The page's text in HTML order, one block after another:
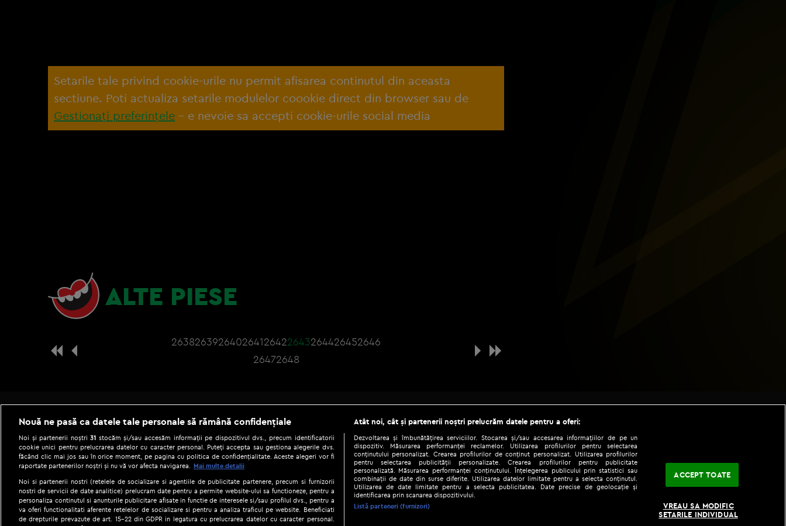
Setarile tale privind cookie-urile nu permit afisarea continutul din aceasta
sectiune. Poti actualiza setarile modulelor coookie direct din browser sau de
Gestionați preferințele – e nevoie sa accepti cookie-urile social media
ALTE PIESE
263826392640264126422643264426452646
26472648
Be social
Copyright © 2026 / DIGI ROMANIA S.A.
Gestionați preferințele|Termeni și condiții|Politica de confidențialitate|
Nouă ne pasă ca datele tale personale să rămână confidențiale
Noi și partenerii noștri31 stocăm și/sau accesăm informații pe dispozitivul dvs., precum identificatorii
cookie unici pentru prelucrarea datelor cu caracter personal. Puteți accepta sau gestiona alegerile dvs.
făcând clic mai jos sau în orice moment, pe pagina cu politica de confidențialitate. Aceste alegeri vor fi
raportate partenerilor noștri și nu vă vor afecta navigarea.
Mai multe detalii
Noi si partenerii nostri (retelele de socializare si agentiile de publicitate partenere, precum si furnizorii
nostri de servicii de date analitice) prelucram date pentru a permite website-ului sa functioneze, pentru a
personaliza continutul si anunturile publicitare afisate in functie de interesele si/sau profilul dvs., pentru a
va oferi functionalitati aferente retelelor de socializare si pentru a analiza traficul pe website. Beneficiati
de drepturile prevazute de art. 15-22 din GDPR in legatura cu prelucrarea datelor cu caracter personal.
Atât noi, cât și partenerii noștri prelucrăm datele pentru a oferi:
Dezvoltarea și îmbunătățirea serviciilor. Stocarea și/sau accesarea informațiilor de pe un
dispozitiv. Măsurarea performanței reclamelor. Utilizarea profilurilor pentru selectarea
conținutului personalizat. Crearea profilurilor de conținut personalizat. Utilizarea profilurilor
pentru selectarea publicității personalizate. Crearea profilurilor pentru publicitate
personalizată. Măsurarea performanței conținutului. Înțelegerea publicului prin statistici sau
combinații de date din surse diferite. Utilizarea datelor limitate pentru a selecta conținutul.
Utilizarea de date limitate pentru a selecta publicitatea. Date precise de geolocație și
identificarea prin scanarea dispozitivului.
Listă parteneri (furnizori)
ACCEPT TOATE
VREAU SA MODIFIC
SETARILE INDIVIDUAL